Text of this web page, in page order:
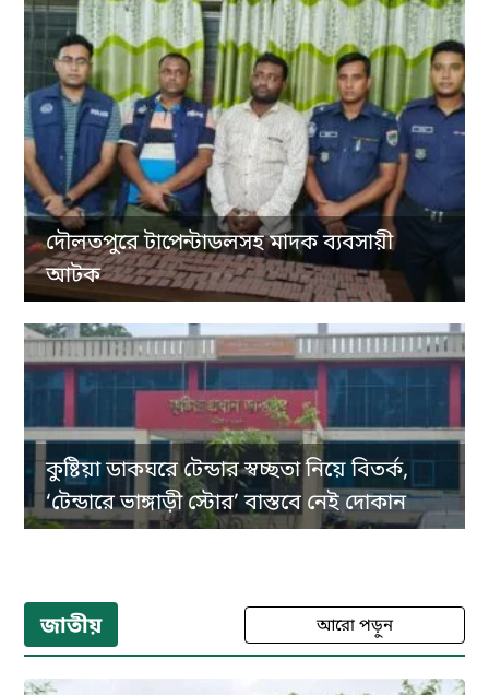
দৌলতপুরে টাপেন্টাডলসহ মাদক ব্যবসায়ী
আটক
কুষ্টিয়া ডাকঘরে টেন্ডার স্বচ্ছতা নিয়ে বিতর্ক,
‘টেন্ডারে ভাঙ্গাড়ী স্টোর’ বাস্তবে নেই দোকান
জাতীয় আরো পড়ুন